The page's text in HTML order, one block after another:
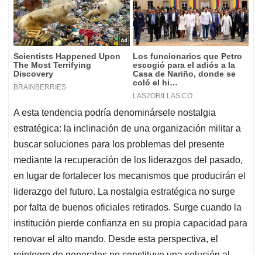
A esta tendencia podría denominársele nostalgia
estratégica: la inclinación de una organización militar a
buscar soluciones para los problemas del presente
mediante la recuperación de los liderazgos del pasado,
en lugar de fortalecer los mecanismos que producirán el
liderazgo del futuro. La nostalgia estratégica no surge
por falta de buenos oficiales retirados. Surge cuando la
institución pierde confianza en su propia capacidad para
renovar el alto mando. Desde esta perspectiva, el